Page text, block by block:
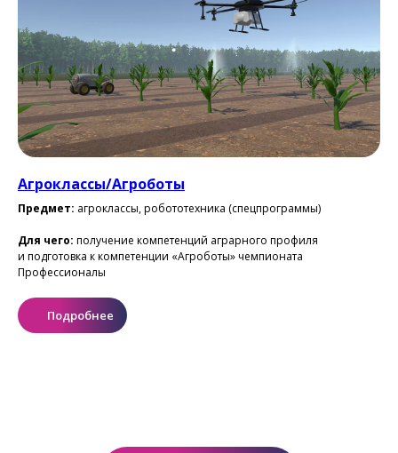
Агроклассы/Агроботы
Предмет: агроклассы, робототехника (спецпрограммы)
Для чего: получение компетенций аграрного профиля
и подготовка к компетенции «Агроботы» чемпионата
Профессионалы
Подробнее